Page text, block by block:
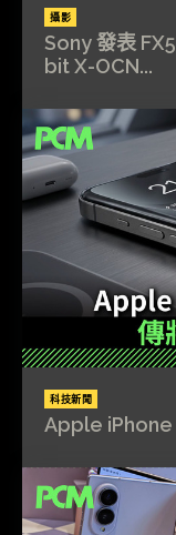
攝影
Sony 發表
bit X-OCN...
科技新聞
Apple iPhone